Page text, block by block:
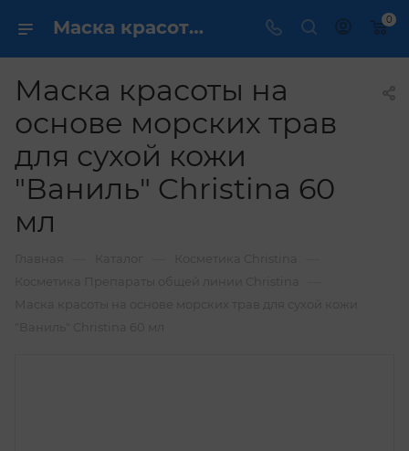
Маска красоты на основе морских трав для сухой кожи "Ваниль" Christina 60 мл купить по выгодной цене в интернет магазине 0
Маска красоты на
основе морских трав
для сухой кожи
"Ваниль" Christina 60
мл